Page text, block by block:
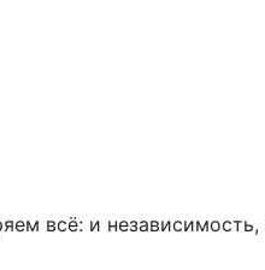
всё: и